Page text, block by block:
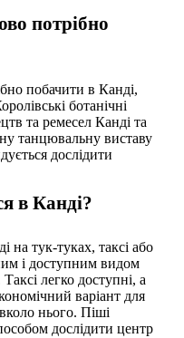
потрібно
побачити в Канді,
ботанічні
та ремесел Канді та
танцювальну виставу
дослідити
в Канді?
на тук-туках, таксі або
і доступним видом
легко доступні, а
варіант для
нього. Піші
дослідити центр